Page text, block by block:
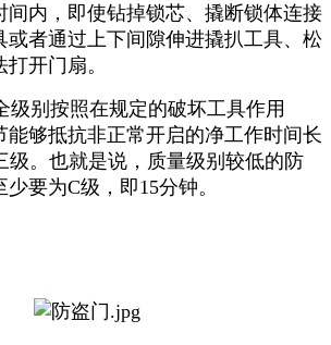
间内，即使钻掉锁芯、撬断锁体连接
或者通过上下间隙伸进撬扒工具、松
开门扇。
别按照在规定的破坏工具作用
能够抵抗非正常开启的净工作时间长
级。也就是说，质量级别较低的防
要为C级，即15分钟。